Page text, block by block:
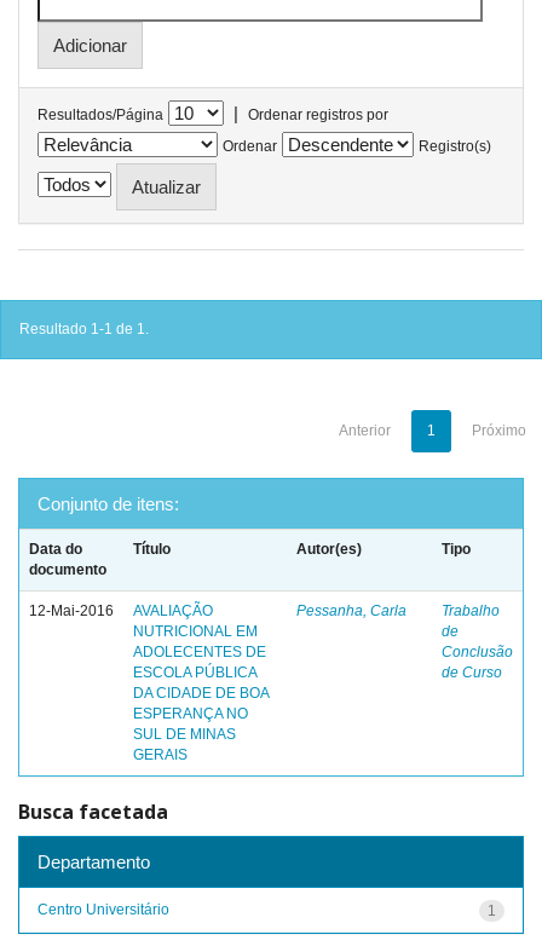
Resultados/Página |
Ordenar registros por
Ordenar
Registro(s)
Resultado 1-1 de 1.
Anterior 1 Próximo
Conjunto de itens:
Data do
documento
Título Autor(es) Tipo
12-Mai-2016
AVALIAÇÃO
NUTRICIONAL EM
ADOLECENTES DE
ESCOLA PÚBLICA
DA CIDADE DE BOA
ESPERANÇA NO
SUL DE MINAS
GERAIS
Pessanha, Carla
Trabalho
de
Conclusão
de Curso
Busca facetada
Departamento
1
Centro Universitário